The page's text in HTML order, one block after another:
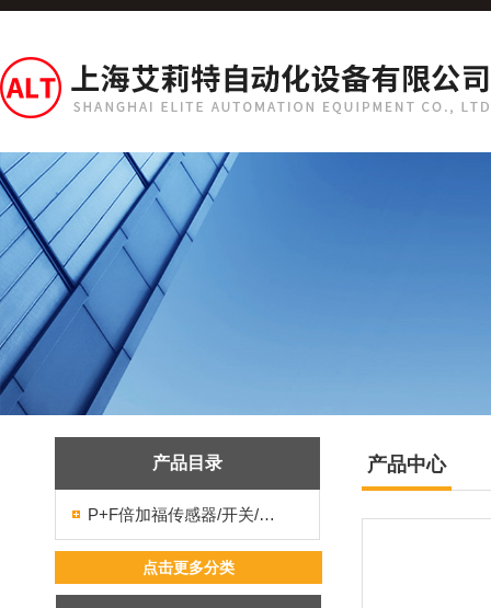
产品目录
P+F倍加福传感器/开关/编码器
点击更多分类
产品中心